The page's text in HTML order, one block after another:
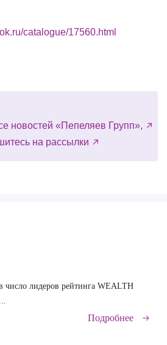
catalogue/17560.html
новостей «Пепеляев Групп»,
на рассылки
число лидеров рейтинга WEALTH
Подробнее